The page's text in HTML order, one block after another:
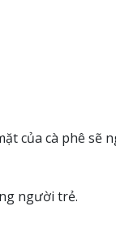
của cà phê sẽ
người trẻ.